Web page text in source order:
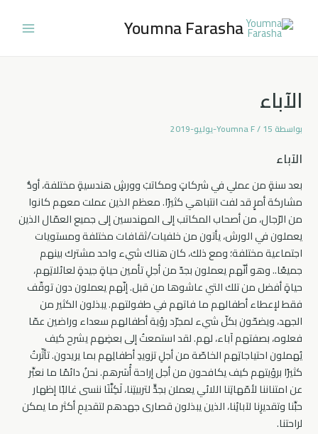
Youmna Farasha
Main
الآباء
بواسطة Youmna F/15-يوليو-2019
الآباء
بعد سنةٍ من عملي في شركاتٍ ومكاتبَ وورشٍ هندسيةٍ مختلفة، أودُّ
مشاركة أمرٍ قد لفت انتباهي كثيرًا. معظم الذين عملت معهم كانوا
من الرّجال، من أصحاب المكاتب إلى المهندسين إلى جميع العمّال الذين
يعملون في الورش، يأتون من خلفيات/ثقافات مختلفة ومستويات
اجتماعية مختلفة؛ ومع ذلك، كان هناك شيء واحد مشترك بينهم
جميعًا.. وهو أنّهم يعملون بجدّ من أجلِ تأمين حياةٍ جيدةٍ لعائلاتِهم،
حياةٍ أفضل من تلك التي عاشوها من قبل. إنّهم يعملون دون توقّف
فقط لإعطاء أطفالهم ما فاتهم في طفولتهم. يبذلون الكثير من
الجهد، ويضحّون بكلّ شيء لمجرّد رؤية أطفالهم سعداء وراضين عمّا
فعلوه، بصفتهم آباء، لهم. لقد استمعتُ إلى بعضِهم يشرح كيف
يُهملون احتياجاتِهم الخاصّة من أجلِ تزويدِ أطفالِهم بما يريدون. تأثّرتُ
كثيرًا برؤيتهم كيف يكافحون من أجل إراحة أُسَرهم. نحنُ دائمًا ما نعبِّر
عن امتناننا لأمّهاتِنا اللائي يعملن بجدٍّ لتربيتِنا، لَكِنَّنَا ننسى غالبًا إظهار
حبِّنا وتقديرِنا لآبائِنا، الذين يبذلون قصارى جهدهم لتقديمِ أكثر ما يمكن
لراحتنا.